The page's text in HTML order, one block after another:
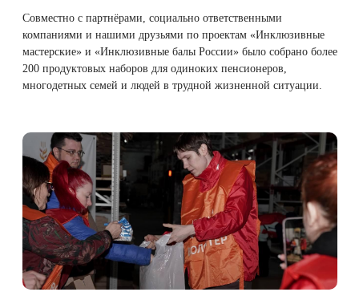
Совместно с партнёрами, социально ответственными
компаниями и нашими друзьями по проектам «Инклюзивные
мастерские» и «Инклюзивные балы России» было собрано более
200 продуктовых наборов для одиноких пенсионеров,
многодетных семей и людей в трудной жизненной ситуации.